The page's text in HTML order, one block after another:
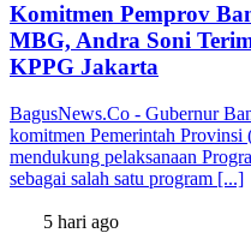
Komitmen Pemprov
MBG, Andra Soni
KPPG Jakarta
BagusNews.Co - Gubernur
komitmen Pemerintah Provinsi
mendukung pelaksanaan
sebagai salah satu program [...]
5 hari ago